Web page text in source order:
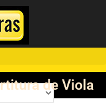
de Viola